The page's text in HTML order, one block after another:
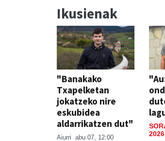
Ikusienak
"Banakako
Txapelketan
jokatzeko nire
eskubidea
aldarrikatzen dut"
Aiurri abu 07, 12:00
2026